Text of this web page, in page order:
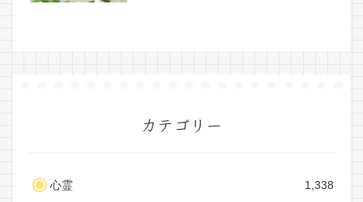
カテゴリー
心霊 1,338